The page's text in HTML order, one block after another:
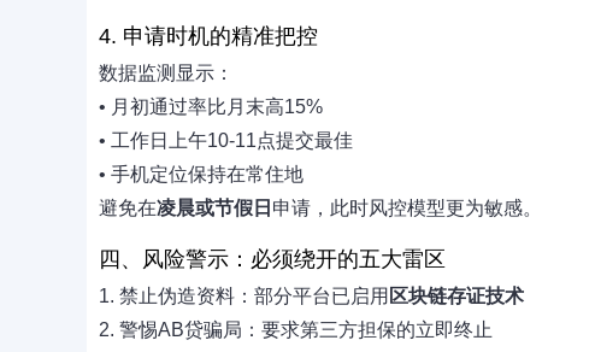
4. 申请时机的精准把控
数据监测显示：
• 月初通过率比月末高15%
• 工作日上午10-11点提交最佳
• 手机定位保持在常住地
避免在凌晨或节假日 申请，此时风控模型更为敏感。
四、风险警示：必须绕开的五大雷区
1. 禁止伪造资料：部分平台已启用 区块链存证技术
2. 警惕AB贷骗局：要求第三方担保的立即终止